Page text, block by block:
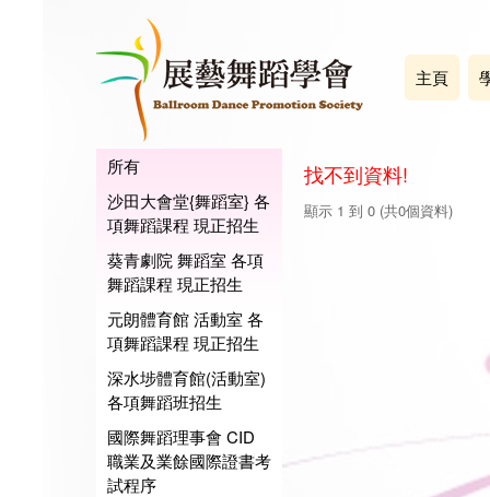
主頁
所有
沙田大會堂{舞蹈室} 各
項舞蹈課程 現正招生
葵青劇院 舞蹈室 各項
舞蹈課程 現正招生
元朗體育館 活動室 各
項舞蹈課程 現正招生
深水埗體育館(活動室)
各項舞蹈班招生
國際舞蹈理事會 CID
職業及業餘國際證書考
試程序
找不到資料!
顯示 1 到 0 (共0個資料)